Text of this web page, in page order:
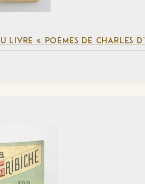
LIVRE « POÈMES DE CHARLES